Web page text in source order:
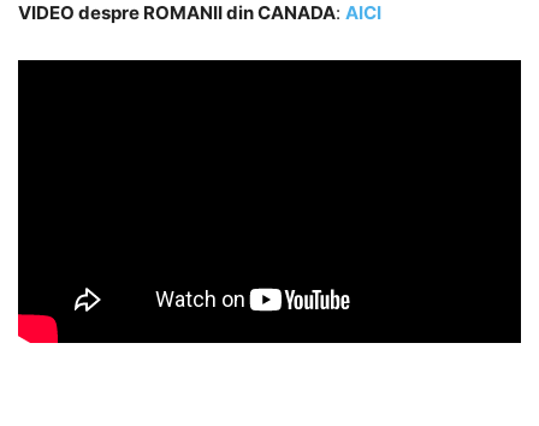
VIDEO despre ROMANII din CANADA: AICI